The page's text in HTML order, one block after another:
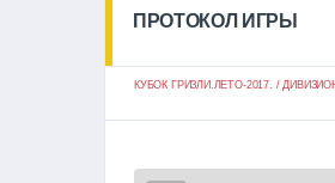
ПРОТОКОЛ ИГРЫ
КУБОК ГРИЗЛИ.ЛЕТО-2017. /